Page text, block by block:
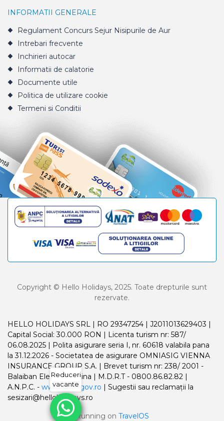
INFORMATII GENERALE
Regulament Concurs Sejur Nisipurile de Aur
Intrebari frecvente
Inchirieri autocar
Informatii de calatorie
Documente utile
Politica de utilizare cookie
Termeni si Conditii
Copyright © Hello Holidays, 2025. Toate drepturile sunt
rezervate.
HELLO HOLIDAYS SRL | RO 29347254 | J2011013629403 |
Capital Social: 30.000 RON | Licenta turism nr: 587/
06.08.2025 | Polita asigurare seria I, nr. 60618 valabila pana
la 31.12.2026 - Societatea de asigurare OMNIASIG VIENNA
INSURANCE GROUP S.A. | Brevet turism nr: 238/ 2001 -
Balaiban Elena Madalina | M.D.R.T - 0800.86.82.82 |
A.N.P.C. - www.anpc.gov.ro | Sugestii sau reclamații la
sesizari@helloholidays.ro
Running on TravelOS
Reduceri
vacante